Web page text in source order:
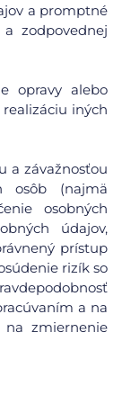
a promptné
zodpovednej
opravy alebo
iných
a závažnosťou
osôb (najmä
osobných
údajov,
prístup
rizík so
a na
na zmiernenie